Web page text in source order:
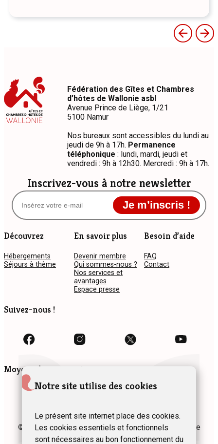
Inscrivez-vous à notre newsletter
Je m’inscris !
Fédération des Gîtes et Chambres
d’hôtes de Wallonie asbl
Avenue Prince de Liège, 1/21
5100 Namur
Nos bureaux sont accessibles du lundi au
jeudi de 9h à 17h. Permanence
téléphonique : lundi, mardi, jeudi et
vendredi : 9h à 12h30. Mercredi : 9h à 17h.
Découvrez
Hébergements
Séjours à thème
En savoir plus
Devenir membre
Qui sommes-nous ?
Nos services et
avantages
Espace presse
Besoin d’aide
FAQ
Contact
Suivez-nous !
Moyens de paiement
© 2024 Fédération des Gîtes et Chambres d’hôtes de
Wallonie asbl
Notre site utilise des cookies
Le présent site internet place des cookies.
Les cookies essentiels et fonctionnels
sont nécessaires au bon fonctionnement du